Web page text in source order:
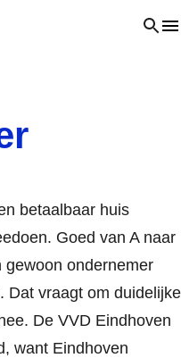
Open
betaalbaar huis
Goed van A naar
gewoon ondernemer
Dat vraagt om duidelijke
De VVD Eindhoven
want Eindhoven